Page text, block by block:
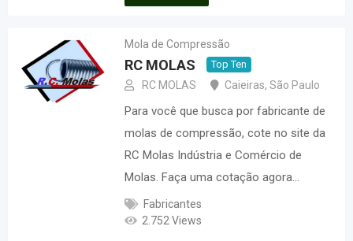
Mola de Compressão
RC MOLAS Top Ten
RC MOLAS Caieiras, São Paulo
Para você que busca por fabricante de
molas de compressão, cote no site da
RC Molas Indústria e Comércio de
Molas. Faça uma cotação agora…
Fabricantes
2.752 Views